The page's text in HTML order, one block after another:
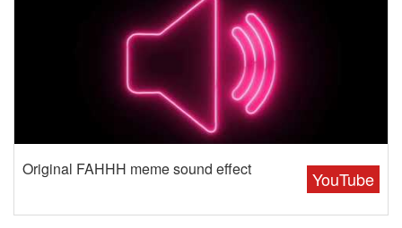
YouTube
Original FAHHH meme sound effect